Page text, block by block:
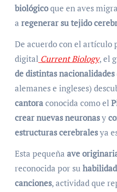
biológicoque en aves
a regenerar su tejido
De acuerdo con el artículo
digitalCurrent Biology, el
de distintas nacionalidades
alemanes e ingleses)
cantoraconocida como el
crear nuevas neuronasy
estructuras cerebralesya
Esta pequeña ave
reconocida por su
canciones, actividad que